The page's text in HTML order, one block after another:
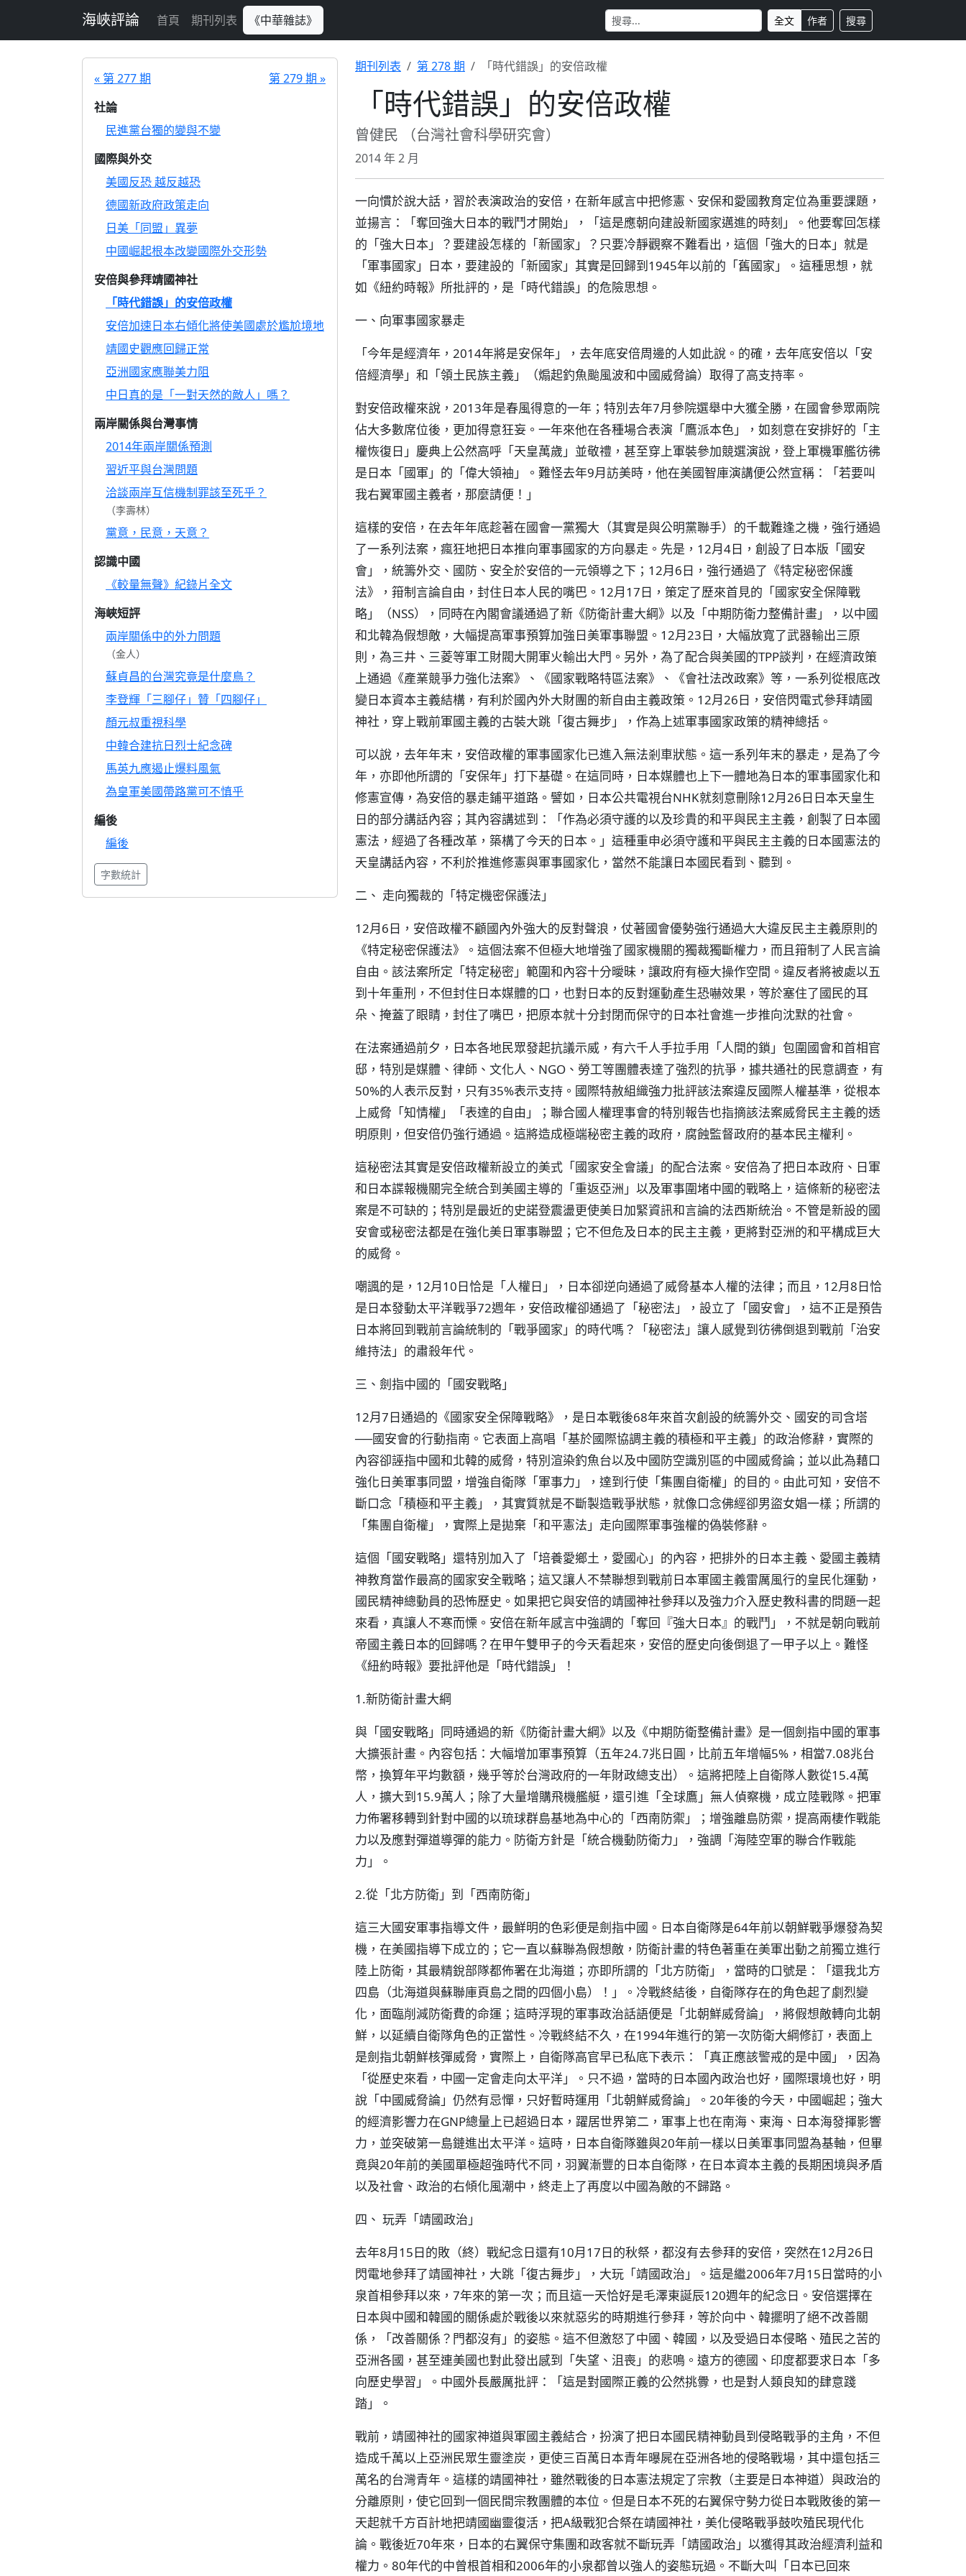
海峽評論 首頁 期刊列表 《中華雜誌》 全文 作者 搜尋
« 第 277 期
第 279 期 »
社論
民進黨台獨的變與不變
國際與外交
美國反恐 越反越恐
德國新政府政策走向
日美「同盟」異夢
中國崛起根本改變國際外交形勢
安倍與參拜靖國神社
「時代錯誤」的安倍政權
安倍加速日本右傾化將使美國處於尷尬境地
靖國史觀應回歸正常
亞洲國家應聯美力阻
中日真的是「一對天然的敵人」嗎？
兩岸關係與台灣事情
2014年兩岸關係預測
習近平與台灣問題
洽談兩岸互信機制罪該至死乎？
（李壽林）
黨意，民意，天意？
認識中國
《較量無聲》紀錄片全文
海峽短評
兩岸關係中的外力問題
（金人）
蘇貞昌的台灣究竟是什麼鳥？
李登輝「三腳仔」贊「四腳仔」
顏元叔重視科學
中韓合建抗日烈士紀念碑
馬英九應遏止爆料風氣
為皇軍美國帶路黨可不慎乎
編後
編後
字數統計
期刊列表 第 278 期 「時代錯誤」的安倍政權
「時代錯誤」的安倍政權
曾健民 （台灣社會科學研究會）
2014 年 2 月
一向慣於說大話，習於表演政治的安倍，在新年感言中把修憲、安保和愛國教育定位為重要課題，
並揚言：「奪回強大日本的戰鬥才開始」，「這是應朝向建設新國家邁進的時刻」。他要奪回怎樣
的「強大日本」？要建設怎樣的「新國家」？只要冷靜觀察不難看出，這個「強大的日本」就是
「軍事國家」日本，要建設的「新國家」其實是回歸到1945年以前的「舊國家」。這種思想，就
如《紐約時報》所批評的，是「時代錯誤」的危險思想。
一、向軍事國家暴走
「今年是經濟年，2014年將是安保年」，去年底安倍周邊的人如此說。的確，去年底安倍以「安
倍經濟學」和「領土民族主義」（煽起釣魚颱風波和中國威脅論）取得了高支持率。
對安倍政權來說，2013年是春風得意的一年；特別去年7月參院選舉中大獲全勝，在國會參眾兩院
佔大多數席位後，更加得意狂妄。一年來他在各種場合表演「鷹派本色」，如刻意在安排好的「主
權恢復日」慶典上公然高呼「天皇萬歲」並敬禮，甚至穿上軍裝參加競選演說，登上軍機軍艦彷彿
是日本「國軍」的「偉大領袖」。難怪去年9月訪美時，他在美國智庫演講便公然宣稱：「若要叫
我右翼軍國主義者，那麼請便！」
這樣的安倍，在去年年底趁著在國會一黨獨大（其實是與公明黨聯手）的千載難逢之機，強行通過
了一系列法案，瘋狂地把日本推向軍事國家的方向暴走。先是，12月4日，創設了日本版「國安
會」，統籌外交、國防、安全於安倍的一元領導之下；12月6日，強行通過了《特定秘密保護
法》，箝制言論自由，封住日本人民的嘴巴。12月17日，策定了歷來首見的「國家安全保障戰
略」（NSS），同時在內閣會議通過了新《防衛計畫大綱》以及「中期防衛力整備計畫」，以中國
和北韓為假想敵，大幅提高軍事預算加強日美軍事聯盟。12月23日，大幅放寬了武器輸出三原
則，為三井、三菱等軍工財閥大開軍火輸出大門。另外，為了配合與美國的TPP談判，在經濟政策
上通過《產業競爭力強化法案》、《國家戰略特區法案》、《會社法改政案》等，一系列從根底改
變日本資本主義結構，有利於國內外大財團的新自由主義政策。12月26日，安倍閃電式參拜靖國
神社，穿上戰前軍國主義的古裝大跳「復古舞步」，作為上述軍事國家政策的精神總括。
可以說，去年年末，安倍政權的軍事國家化已進入無法剎車狀態。這一系列年末的暴走，是為了今
年，亦即他所謂的「安保年」打下基礎。在這同時，日本媒體也上下一體地為日本的軍事國家化和
修憲宣傳，為安倍的暴走鋪平道路。譬如，日本公共電視台NHK就刻意刪除12月26日日本天皇生
日的部分講話內容；其內容講述到：「作為必須守護的以及珍貴的和平與民主主義，創製了日本國
憲法，經過了各種改革，築構了今天的日本。」這種重申必須守護和平與民主主義的日本國憲法的
天皇講話內容，不利於推進修憲與軍事國家化，當然不能讓日本國民看到、聽到。
二、 走向獨裁的「特定機密保護法」
12月6日，安倍政權不顧國內外強大的反對聲浪，仗著國會優勢強行通過大大違反民主主義原則的
《特定秘密保護法》。這個法案不但極大地增強了國家機關的獨裁獨斷權力，而且箝制了人民言論
自由。該法案所定「特定秘密」範圍和內容十分曖昧，讓政府有極大操作空間。違反者將被處以五
到十年重刑，不但封住日本媒體的口，也對日本的反對運動產生恐嚇效果，等於塞住了國民的耳
朵、掩蓋了眼睛，封住了嘴巴，把原本就十分封閉而保守的日本社會進一步推向沈默的社會。
在法案通過前夕，日本各地民眾發起抗議示威，有六千人手拉手用「人間的鎖」包圍國會和首相官
邸，特別是媒體、律師、文化人、NGO、勞工等團體表達了強烈的抗爭，據共通社的民意調查，有
50%的人表示反對，只有35%表示支持。國際特赦組織強力批評該法案違反國際人權基準，從根本
上威脅「知情權」「表達的自由」；聯合國人權理事會的特別報告也指摘該法案威脅民主主義的透
明原則，但安倍仍強行通過。這將造成極端秘密主義的政府，腐蝕監督政府的基本民主權利。
這秘密法其實是安倍政權新設立的美式「國家安全會議」的配合法案。安倍為了把日本政府、日軍
和日本諜報機關完全統合到美國主導的「重返亞洲」以及軍事圍堵中國的戰略上，這條新的秘密法
案是不可缺的；特別是最近的史諾登震盪更使美日加緊資訊和言論的法西斯統治。不管是新設的國
安會或秘密法都是在強化美日軍事聯盟；它不但危及日本的民主主義，更將對亞洲的和平構成巨大
的威脅。
嘲諷的是，12月10日恰是「人權日」，日本卻逆向通過了威脅基本人權的法律；而且，12月8日恰
是日本發動太平洋戰爭72週年，安倍政權卻通過了「秘密法」，設立了「國安會」，這不正是預告
日本將回到戰前言論統制的「戰爭國家」的時代嗎？「秘密法」讓人感覺到彷彿倒退到戰前「治安
維持法」的肅殺年代。
三、劍指中國的「國安戰略」
12月7日通過的《國家安全保障戰略》，是日本戰後68年來首次創設的統籌外交、國安的司含塔
──國安會的行動指南。它表面上高唱「基於國際協調主義的積極和平主義」的政治修辭，實際的
內容卻誣指中國和北韓的威脅，特別渲染釣魚台以及中國防空識別區的中國威脅論；並以此為藉口
強化日美軍事同盟，增強自衛隊「軍事力」，達到行使「集團自衛權」的目的。由此可知，安倍不
斷口念「積極和平主義」，其實質就是不斷製造戰爭狀態，就像口念佛經卻男盜女娼一樣；所謂的
「集團自衛權」，實際上是拋棄「和平憲法」走向國際軍事強權的偽裝修辭。
這個「國安戰略」還特別加入了「培養愛鄉土，愛國心」的內容，把排外的日本主義、愛國主義精
神教育當作最高的國家安全戰略；這又讓人不禁聯想到戰前日本軍國主義雷厲風行的皇民化運動，
國民精神總動員的恐怖歷史。如果把它與安倍的靖國神社參拜以及強力介入歷史教科書的問題一起
來看，真讓人不寒而慄。安倍在新年感言中強調的「奪回『強大日本』的戰鬥」，不就是朝向戰前
帝國主義日本的回歸嗎？在甲午雙甲子的今天看起來，安倍的歷史向後倒退了一甲子以上。難怪
《紐約時報》要批評他是「時代錯誤」！
1.新防衛計畫大綱
與「國安戰略」同時通過的新《防衛計畫大綱》以及《中期防衛整備計畫》是一個劍指中國的軍事
大擴張計畫。內容包括：大幅增加軍事預算（五年24.7兆日圓，比前五年增幅5%，相當7.08兆台
幣，換算年平均數額，幾乎等於台灣政府的一年財政總支出）。這將把陸上自衛隊人數從15.4萬
人，擴大到15.9萬人；除了大量增購飛機艦艇，還引進「全球鷹」無人偵察機，成立陸戰隊。把軍
力佈署移轉到針對中國的以琉球群島基地為中心的「西南防禦」；增強離島防禦，提高兩棲作戰能
力以及應對彈道導彈的能力。防衛方針是「統合機動防衛力」，強調「海陸空軍的聯合作戰能
力」。
2.從「北方防衛」到「西南防衛」
這三大國安軍事指導文件，最鮮明的色彩便是劍指中國。日本自衛隊是64年前以朝鮮戰爭爆發為契
機，在美國指導下成立的；它一直以蘇聯為假想敵，防衛計畫的特色著重在美軍出動之前獨立進行
陸上防衛，其最精銳部隊都佈署在北海道；亦即所謂的「北方防衛」，當時的口號是：「還我北方
四島（北海道與蘇聯庫頁島之間的四個小島）！」。冷戰終結後，自衛隊存在的角色起了劇烈變
化，面臨削減防衛費的命運；這時浮現的軍事政治話語便是「北朝鮮威脅論」，將假想敵轉向北朝
鮮，以延續自衛隊角色的正當性。冷戰終結不久，在1994年進行的第一次防衛大綱修訂，表面上
是劍指北朝鮮核彈威脅，實際上，自衛隊高官早已私底下表示：「真正應該警戒的是中國」，因為
「從歷史來看，中國一定會走向太平洋」。只不過，當時的日本國內政治也好，國際環境也好，明
說「中國威脅論」仍然有忌憚，只好暫時運用「北朝鮮威脅論」。20年後的今天，中國崛起；強大
的經濟影響力在GNP總量上已超過日本，躍居世界第二，軍事上也在南海、東海、日本海發揮影響
力，並突破第一島鏈進出太平洋。這時，日本自衛隊雖與20年前一樣以日美軍事同盟為基軸，但畢
竟與20年前的美國單極超強時代不同，羽翼漸豐的日本自衛隊，在日本資本主義的長期困境與矛盾
以及社會、政治的右傾化風潮中，終走上了再度以中國為敵的不歸路。
四、 玩弄「靖國政治」
去年8月15日的敗（終）戰紀念日還有10月17日的秋祭，都沒有去參拜的安倍，突然在12月26日
閃電地參拜了靖國神社，大跳「復古舞步」，大玩「靖國政治」。這是繼2006年7月15日當時的小
泉首相參拜以來，7年來的第一次；而且這一天恰好是毛澤東誕辰120週年的紀念日。安倍選擇在
日本與中國和韓國的關係處於戰後以來就惡劣的時期進行參拜，等於向中、韓擺明了絕不改善關
係，「改善關係？門都沒有」的姿態。這不但激怒了中國、韓國，以及受過日本侵略、殖民之苦的
亞洲各國，甚至連美國也對此發出感到「失望、沮喪」的悲鳴。遠方的德國、印度都要求日本「多
向歷史學習」。中國外長嚴厲批評：「這是對國際正義的公然挑釁，也是對人類良知的肆意踐
踏」。
戰前，靖國神社的國家神道與軍國主義結合，扮演了把日本國民精神動員到侵略戰爭的主角，不但
造成千萬以上亞洲民眾生靈塗炭，更使三百萬日本青年曝屍在亞洲各地的侵略戰場，其中還包括三
萬名的台灣青年。這樣的靖國神社，雖然戰後的日本憲法規定了宗教（主要是日本神道）與政治的
分離原則，使它回到一個民間宗教團體的本位。但是日本不死的右翼保守勢力從日本戰敗後的第一
天起就千方百計地把靖國幽靈復活，把A級戰犯合祭在靖國神社，美化侵略戰爭鼓吹殖民現代化
論。戰後近70年來，日本的右翼保守集團和政客就不斷玩弄「靖國政治」以獲得其政治經濟利益和
權力。80年代的中曾根首相和2006年的小泉都曾以強人的姿態玩過。不斷大叫「日本已回來